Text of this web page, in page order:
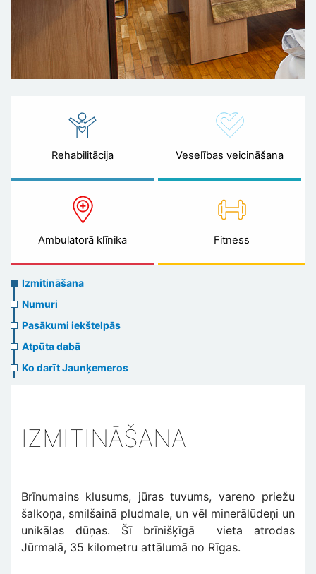
Rehabilitācija Veselības veicināšana
Ambulatorā klīnika Fitness
Accommodation
Izmitināšana
Numuri
Pasākumi iekštelpās
Atpūta dabā
Ko darīt Jaunķemeros
IZMITINĀŠANA
Brīnumains klusums, jūras tuvums, vareno priežu
šalkoņa, smilšainā pludmale, un vēl minerālūdeņi un
unikālas dūņas. Šī brīnišķīgā vieta atrodas
Jūrmalā, 35 kilometru attālumā no Rīgas.